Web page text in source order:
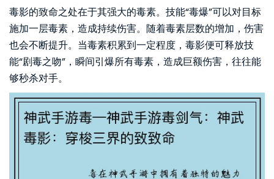
毒影的致命之处在于其强大的毒素。技能“毒爆”可以对目标
施加一层毒素，造成持续伤害。随着毒素层数的增加，伤害
也会不断提升。当毒素积累到一定程度，毒影便可释放技
能“剧毒之吻”，瞬间引爆所有毒素，造成巨额伤害，往往能
够秒杀对手。